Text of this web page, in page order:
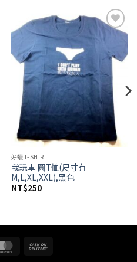
Add to
好蠟T-SHIRT
我玩車 圓T恤(尺寸有
M,L,XL,XXL),黑色
NT$250
MasterCard